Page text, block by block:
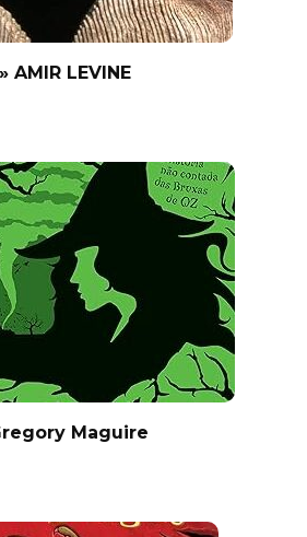
AMIR LEVINE
Maguire